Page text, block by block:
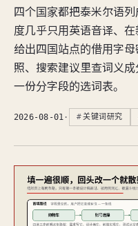
四个国家都把泰米尔语
度几乎只用英语音译、
给出四国站点的借用字
照、搜索建议里查词义
一份分字段的选词表。
2026-08-01 · 关键词研究